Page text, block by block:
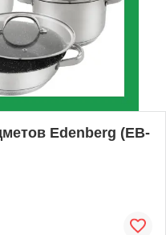
Edenberg (EB-